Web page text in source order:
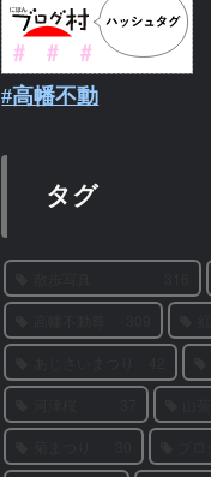
#高幡不動
タグ